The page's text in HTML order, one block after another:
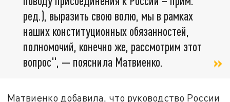
ред.), выразить свою волю, мы в рамках
наших конституционных обязанностей,
полномочий, конечно же, рассмотрим этот
вопрос", — пояснила Матвиенко.
Матвиенко добавила, что руководство России